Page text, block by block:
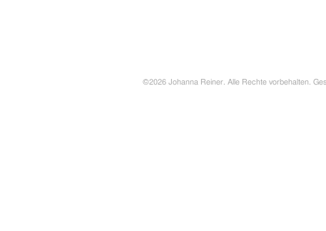
©2026 Johanna Reiner. Alle Rechte vorbehalten.